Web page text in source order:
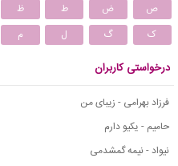
ص
ض ط ظ
ک
گ ل م
درخواستی کاربران
فرزاد بهرامی - زیبای من
حامیم - یکیو دارم
نیواد - نیمه گمشدمی